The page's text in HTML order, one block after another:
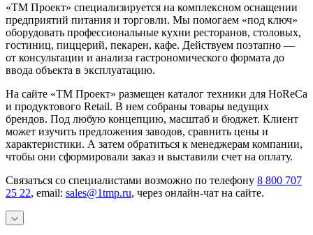
«ТМ Проект» специализируется на комплексном оснащении
предприятий питания и торговли. Мы помогаем «под ключ»
оборудовать профессиональные кухни ресторанов, столовых,
гостиниц, пиццерий, пекарен, кафе. Действуем поэтапно —
от консультации и анализа гастрономического формата до
ввода объекта в эксплуатацию.
На сайте «ТМ Проект» размещен каталог техники для HoReCa
и продуктового Retail. В нем собраны товары ведущих
брендов. Под любую концепцию, масштаб и бюджет. Клиент
может изучить предложения заводов, сравнить цены и
характеристики. А затем обратиться к менеджерам компании,
чтобы они сформировали заказ и выставили счет на оплату.
Связаться со специалистами возможно по телефону 8 800 707
25 22, email: sales@1tmp.ru, через онлайн-чат на сайте.